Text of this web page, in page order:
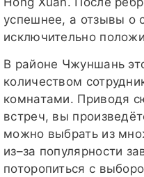
успешнее, а отзывы о
исключительно
В районе Чжуншань
количеством
комнатами. Приводя
встреч, вы
можно выбрать из
из–за популярности
поторопиться с